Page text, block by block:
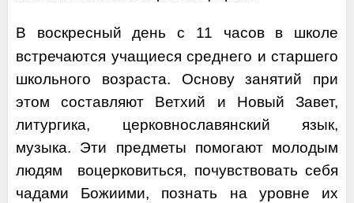
В воскресный день с 11 часов в школе
встречаются учащиеся среднего и старшего
школьного возраста. Основу занятий при
этом составляют Ветхий и Новый Завет,
литургика, церковнославянский язык,
музыка. Эти предметы помогают молодым
людям воцерковиться, почувствовать себя
чадами Божиими, познать на уровне их